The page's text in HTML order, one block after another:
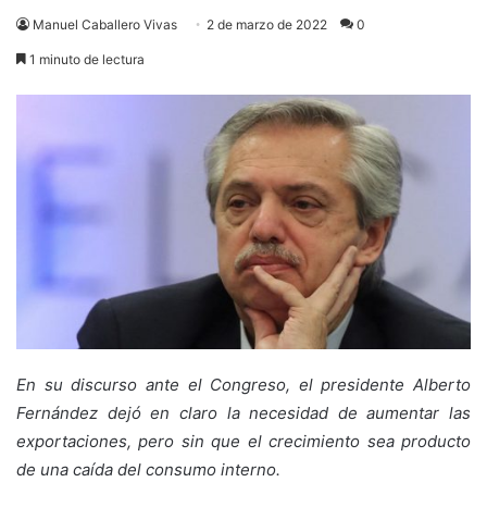
Manuel Caballero Vivas 2 de marzo de 2022 0
1 minuto de lectura
En su discurso ante el Congreso, el presidente Alberto
Fernández dejó en claro la necesidad de aumentar las
exportaciones, pero sin que el crecimiento sea producto
de una caída del consumo interno.